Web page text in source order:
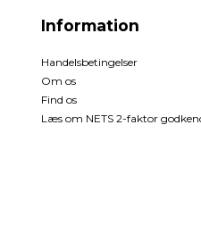
Information
Handelsbetingelser
Om os
Find os
Læs om NETS 2-faktor